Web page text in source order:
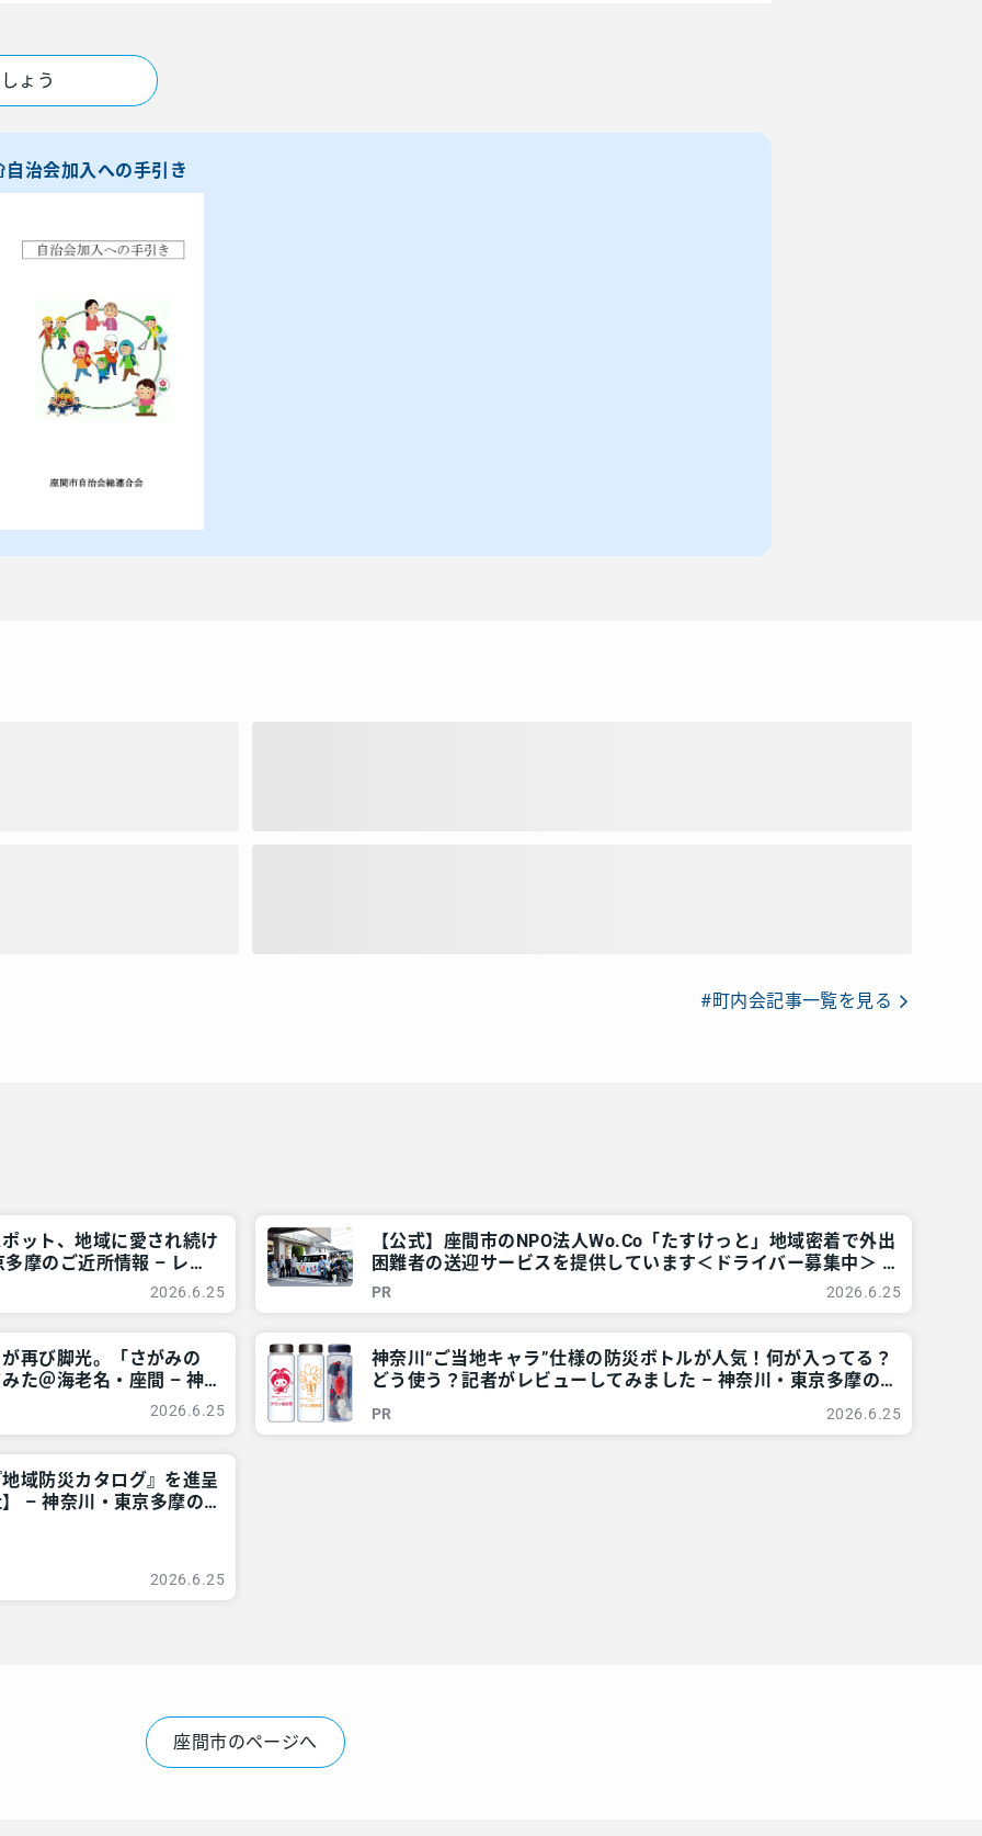
ょう
自治会加入への手引き
#町内会記事一覧を見る
ット、地域に愛され続け
摩のご近所情報 – レア
2026.6.25
【公式】座間市のNPO法人Wo.Co「たすけっと」地域密着で外出
困難者の送迎サービスを提供しています＜ドライバー募集中＞ –
神奈川・東京多摩のご近所情報 – レアリア
PR 2026.6.25
再び脚光。「さがみの
た＠海老名・座間 – 神
2026.6.25
神奈川“ご当地キャラ”仕様の防災ボトルが人気！何が入ってる？
どう使う？記者がレビューしてみました – 神奈川・東京多摩の
PR 2026.6.25
域防災カタログ』を進呈
– 神奈川・東京多摩の
2026.6.25
座間市のページへ